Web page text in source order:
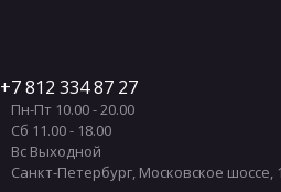
7 812 334 87 27
Пн-Пт 10.00 - 20.00
Сб 11.00 - 18.00
Вс Выходной
Санкт-Петербург Московское шоссе,